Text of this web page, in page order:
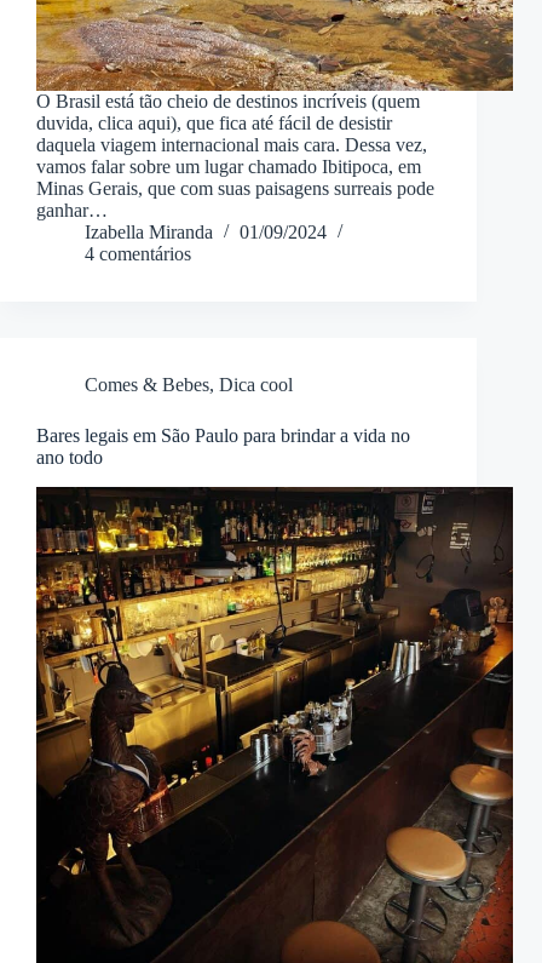
O Brasil está tão cheio de destinos incríveis (quem
duvida, clica aqui), que fica até fácil de desistir
daquela viagem internacional mais cara. Dessa vez,
vamos falar sobre um lugar chamado Ibitipoca, em
Minas Gerais, que com suas paisagens surreais pode
ganhar…
Izabella Miranda
01/09/2024
4 comentários
Comes & Bebes, Dica cool
Bares legais em São Paulo para brindar a vida no
ano todo